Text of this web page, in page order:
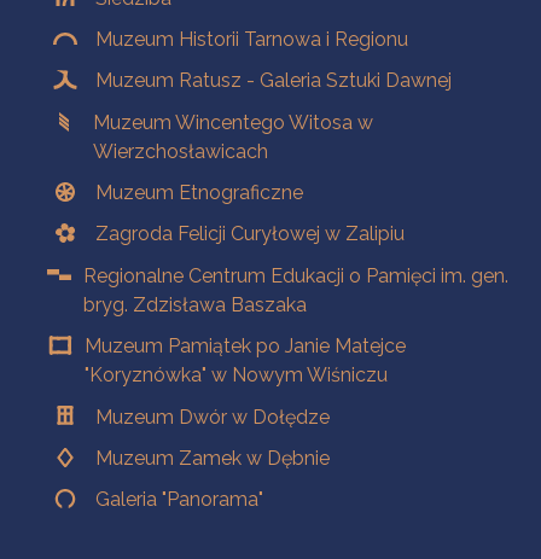
Muzeum Historii Tarnowa i Regionu
Muzeum Ratusz - Galeria Sztuki Dawnej
Muzeum Wincentego Witosa w
Wierzchosławicach
Muzeum Etnograficzne
Zagroda Felicji Curyłowej w Zalipiu
Regionalne Centrum Edukacji o Pamięci im. gen.
bryg. Zdzisława Baszaka
Muzeum Pamiątek po Janie Matejce
"Koryznówka" w Nowym Wiśniczu
Muzeum Dwór w Dołędze
Muzeum Zamek w Dębnie
Galeria "Panorama"